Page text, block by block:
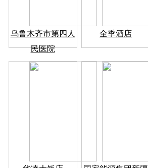
乌鲁木齐市第四人
民医院
全季酒店